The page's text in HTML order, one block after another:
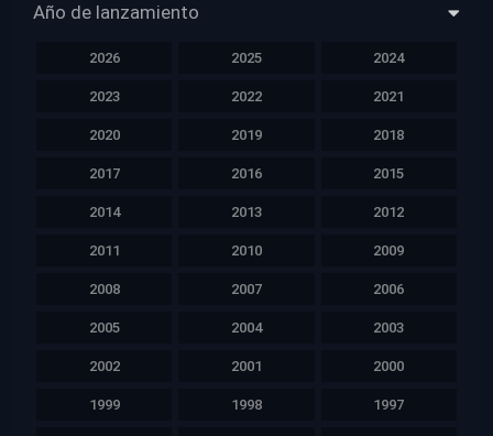
Año de lanzamiento
2026 2025 2024
2023 2022 2021
2020 2019 2018
2017 2016 2015
2014 2013 2012
2011 2010 2009
2008 2007 2006
2005 2004 2003
2002 2001 2000
1999 1998 1997